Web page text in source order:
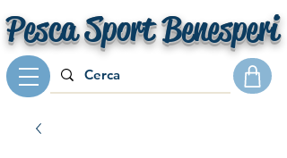
Pesca Sport Benesperi